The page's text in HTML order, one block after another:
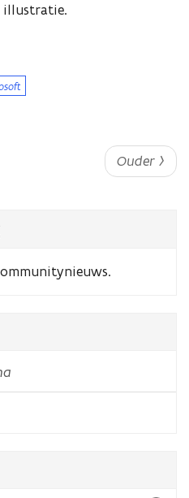
illustratie.
Ouder ›